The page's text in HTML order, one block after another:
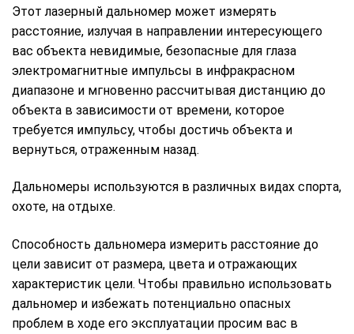
Этот лазерный дальномер может измерять
расстояние, излучая в направлении интересующего
вас объекта невидимые, безопасные для глаза
электромагнитные импульсы в инфракрасном
диапазоне и мгновенно рассчитывая дистанцию до
объекта в зависимости от времени, которое
требуется импульсу, чтобы достичь объекта и
вернуться, отраженным назад.
Дальномеры используются в различных видах спорта,
охоте, на отдыхе.
Способность дальномера измерить расстояние до
цели зависит от размера, цвета и отражающих
характеристик цели. Чтобы правильно использовать
дальномер и избежать потенциально опасных
проблем в ходе его эксплуатации просим вас в